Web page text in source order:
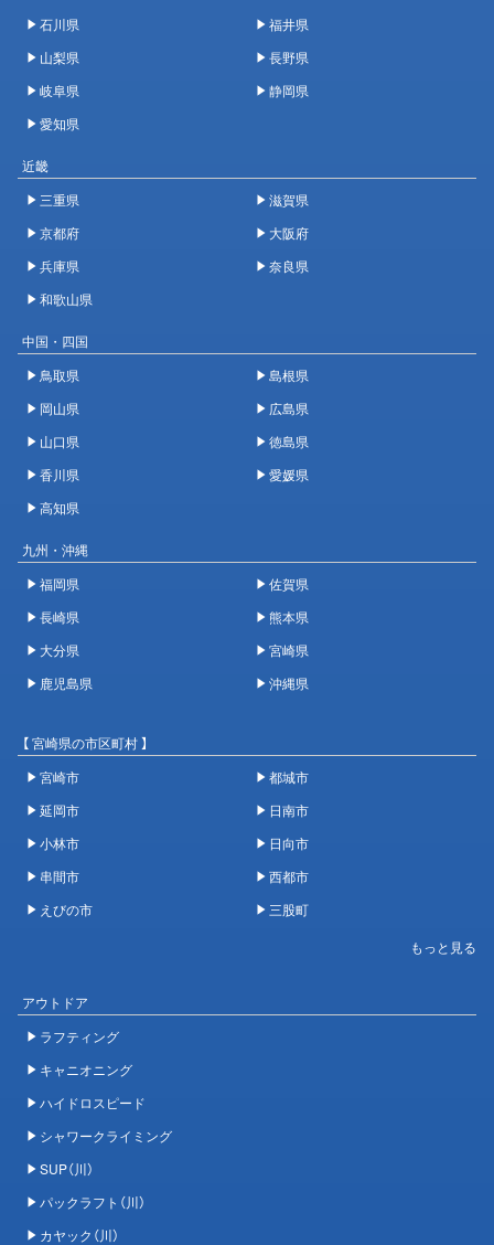
石川県
福井県
山梨県
長野県
岐阜県
静岡県
愛知県
近畿
三重県
滋賀県
京都府
大阪府
兵庫県
奈良県
和歌山県
中国・四国
鳥取県
島根県
岡山県
広島県
山口県
徳島県
香川県
愛媛県
高知県
九州・沖縄
福岡県
佐賀県
長崎県
熊本県
大分県
宮崎県
鹿児島県
沖縄県
【 宮崎県の市区町村 】
宮崎市
都城市
延岡市
日南市
小林市
日向市
串間市
西都市
えびの市
三股町
アウトドア
ラフティング
キャニオニング
ハイドロスピード
シャワークライミング
SUP（川）
パックラフト（川）
カヤック（川）